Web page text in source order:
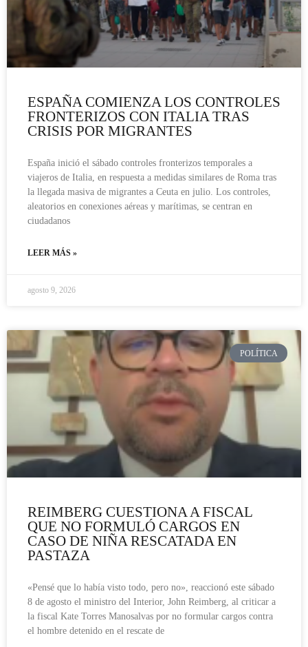
ESPAÑA COMIENZA LOS CONTROLES
FRONTERIZOS CON ITALIA TRAS
CRISIS POR MIGRANTES
España inició el sábado controles fronterizos temporales a
viajeros de Italia, en respuesta a medidas similares de Roma tras
la llegada masiva de migrantes a Ceuta en julio. Los controles,
aleatorios en conexiones aéreas y marítimas, se centran en
ciudadanos
LEER MÁS »
agosto 9, 2026
POLÍTICA
REIMBERG CUESTIONA A FISCAL
QUE NO FORMULÓ CARGOS EN
CASO DE NIÑA RESCATADA EN
PASTAZA
«Pensé que lo había visto todo, pero no», reaccionó este sábado
8 de agosto el ministro del Interior, John Reimberg, al criticar a
la fiscal Kate Torres Manosalvas por no formular cargos contra
el hombre detenido en el rescate de